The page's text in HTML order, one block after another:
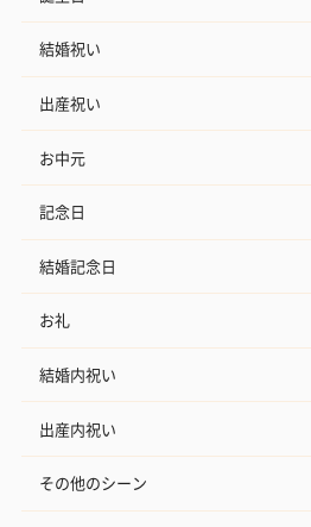
結婚祝い
出産祝い
お中元
記念日
結婚記念日
お礼
結婚内祝い
出産内祝い
その他のシーン